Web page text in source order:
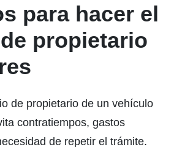
para hacer el
propietario
de propietario de un vehículo
contratiempos, gastos
de repetir el trámite.